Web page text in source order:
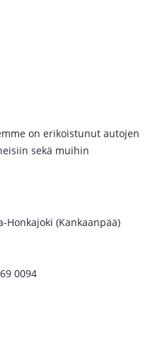
on erikoistunut autojen
sekä muihin
Honkajoki (Kankaanpää)
0094